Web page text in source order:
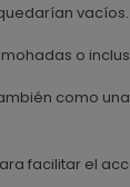
vacíos.
o
como
facilitar el